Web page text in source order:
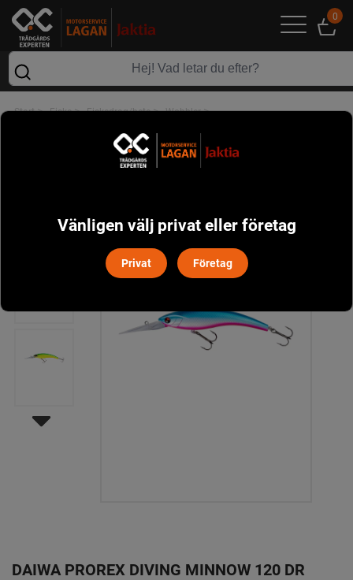
0
Start> Fiske> Fiskedrag/bete> Wobbler>
DAIWA PROREX DIVING MINNOW 120 DR
Vänligen välj privat eller företag
Privat Företag